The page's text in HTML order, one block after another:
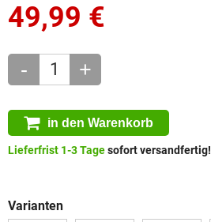
49,99 €
- +
in den Warenkorb
Lieferfrist 1-3 Tagesofort versandfertig!
Varianten